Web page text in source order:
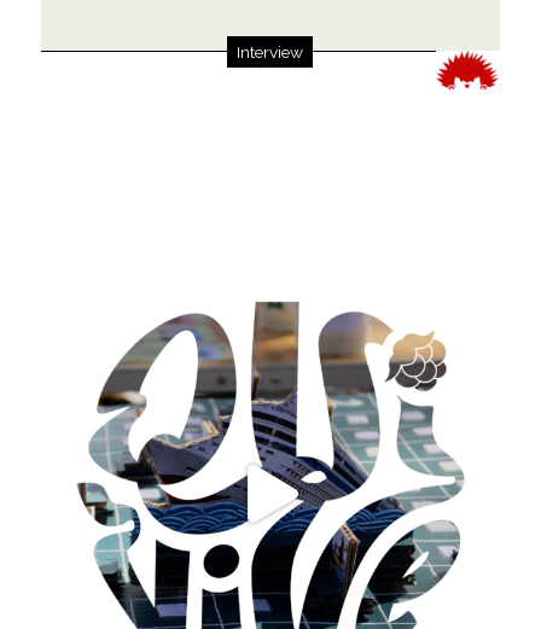
Interview